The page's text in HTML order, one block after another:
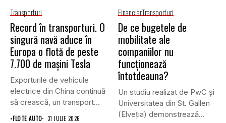
Transporturi
Record în transporturi. O
singură navă aduce în
Europa o flotă de peste
7.700 de mașini Tesla
Exporturile de vehicule
electrice din China continuă
să crească, un transport
record...
•FLOTE AUTO 31 IULIE 2026
FinanciarTransporturi
De ce bugetele de
mobilitate ale
companiilor nu
funcționează
întotdeauna?
Un studiu realizat de PwC și
Universitatea din St. Gallen
(Elveția) demonstrează...